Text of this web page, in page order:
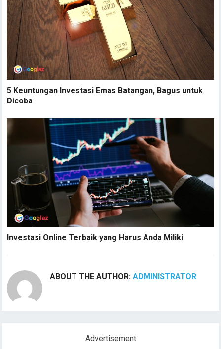
5 Keuntungan Investasi Emas Batangan, Bagus untuk
Dicoba
Investasi Online Terbaik yang Harus Anda Miliki
ABOUT THE AUTHOR:ADMINISTRATOR
Advertisement